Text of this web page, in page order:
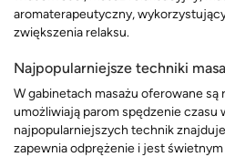
aromaterapeutyczny,
zwiększenia relaksu.
Najpopularniejsze techniki
W gabinetach masażu oferowane
umożliwiają parom spędzenie czasu
najpopularniejszych technik
zapewnia odprężenie i jest